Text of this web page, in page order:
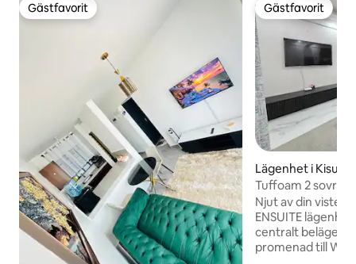
Gästfavorit
Gästfavorit Gästfavorit
Gästfavorit
Lägenhet i
Tuffoam 2
reservgenerator
Njut av din
ENSUITE
centralt beläget i
promenad till